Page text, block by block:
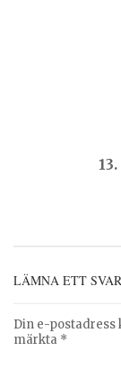
LÄMNA ETT SVAR
Din e-
märkta *